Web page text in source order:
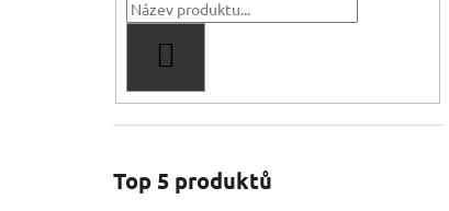
Top 5 produktů